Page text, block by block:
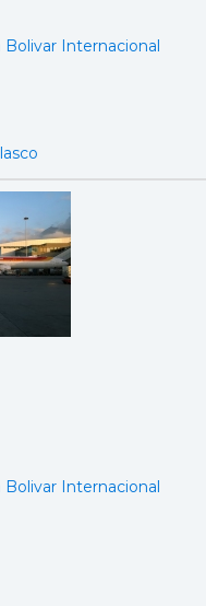
Bolivar Internacional
Internacional